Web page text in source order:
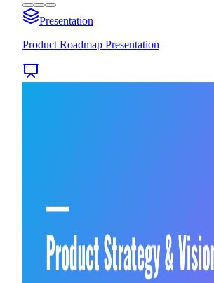
Presentation
Product Roadmap Presentation